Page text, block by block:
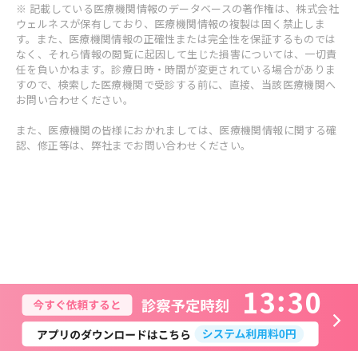
※ 記載している医療機関情報のデータベースの著作権は、株式会社
ウェルネスが保有しており、医療機関情報の複製は固く禁止しま
す。また、医療機関情報の正確性または完全性を保証するものでは
なく、それら情報の閲覧に起因して生じた損害については、一切責
任を負いかねます。診療日時・時間が変更されている場合がありま
すので、検索した医療機関で受診する前に、直接、当該医療機関へ
お問い合わせください。
また、医療機関の皆様におかれましては、医療機関情報に関する確
認、修正等は、弊社までお問い合わせください。
13 30